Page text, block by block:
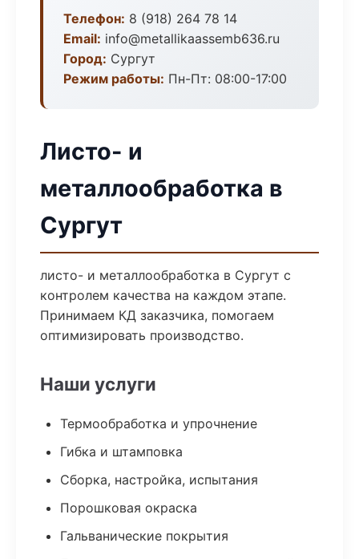
Телефон: 8 (918) 264 78 14
Email: info@metallikaassemb636.ru
Город: Сургут
Режим работы: Пн-Пт: 08:00-17:00
Листо- и
металлообработка в
Сургут
листо- и металлообработка в Сургут с
контролем качества на каждом этапе.
Принимаем КД заказчика, помогаем
оптимизировать производство.
Наши услуги
Термообработка и упрочнение
Гибка и штамповка
Сборка, настройка, испытания
Порошковая окраска
Гальванические покрытия